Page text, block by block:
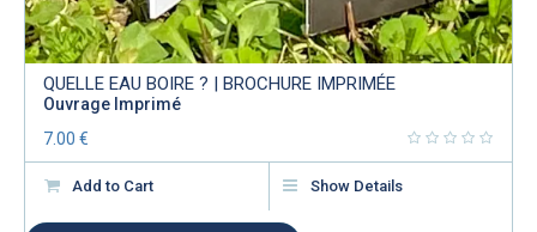
QUELLE EAU BOIRE ? | BROCHURE IMPRIMÉE
Ouvrage Imprimé
7.00€
Add to Cart Show Details